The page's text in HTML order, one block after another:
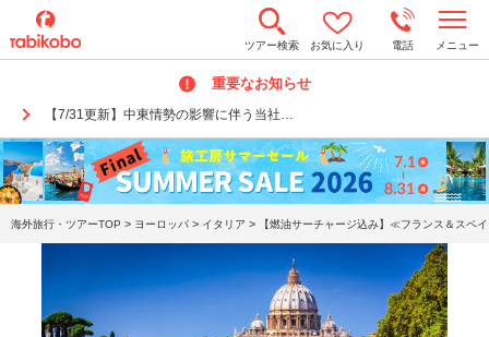
ツアー検索 お気に入り 電話 メニュー
重要なお知らせ
【7/31更新】中東情勢の影響に伴う当社…
o
n
a
v
i
g
a
t
海外旅行・ツアーTOP > ヨーロッパ > イタリア > 【燃油サーチャージ込み】≪フランス＆スペ